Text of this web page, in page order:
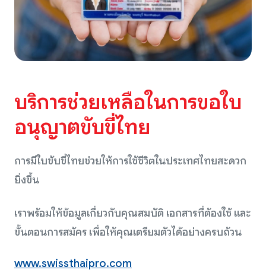
บริการช่วยเหลือในการขอใบ
อนุญาตขับขี่ไทย
การมีใบขับขี่ไทยช่วยให้การใช้ชีวิตในประเทศไทยสะดวก
ยิ่งขึ้น
เราพร้อมให้ข้อมูลเกี่ยวกับคุณสมบัติ เอกสารที่ต้องใช้ และ
ขั้นตอนการสมัคร เพื่อให้คุณเตรียมตัวได้อย่างครบถ้วน
www.swissthaipro.com